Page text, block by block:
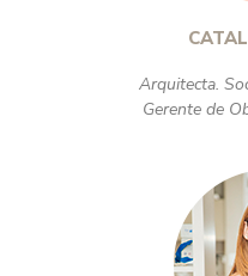
Arquitecta.
Gerente de